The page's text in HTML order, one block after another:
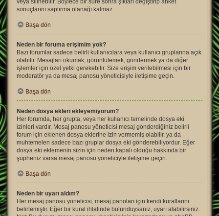
veya silinebilir. Böylece bir süre sonra şıkları değiştirip anket
sonuçlarını saptırma olanağı kalmaz.
Başa dön
Neden bir foruma erişimim yok?
Bazı forumlar sadece belirli kullanıcılara veya kullanıcı gruplarına açık
olabilir. Mesajları okumak, görüntülemek, göndermek ya da diğer
işlemler için özel yetki gerekebilir. Size erişim verilebilmesi için bir
moderatör ya da mesaj panosu yöneticisiyle iletişime geçin.
Başa dön
Neden dosya ekleri ekleyemiyorum?
Her forumda, her grupta, veya her kullanıcı temelinde dosya eki
izinleri vardır. Mesaj panosu yöneticisi mesaj gönderdiğiniz belirli
forum için eklenen dosya eklerine izin vermemiş olabilir, ya da
muhtemelen sadece bazı gruplar dosya eki gönderebiliyordur. Eğer
dosya eki eklemenin sizin için neden kapalı olduğu hakkında bir
şüpheniz varsa mesaj panosu yöneticiyle iletişime geçin.
Başa dön
Neden bir uyarı aldım?
Her mesaj panosu yöneticisi, mesaj panoları için kendi kurallarını
belirlemiştir. Eğer bir kural ihlalinde bulunduysanız, uyarı alabilirsiniz.